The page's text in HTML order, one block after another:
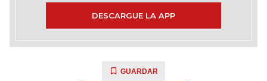
DESCARGUE LA APP
GUARDAR